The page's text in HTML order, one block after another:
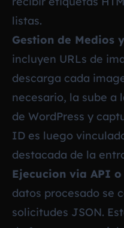
listas.
Gestion de Medios
incluyen URLs de
descarga cada
necesario, la sube a
de WordPress y
ID es luego
destacada de la
Ejecucion via API o
datos procesado se
solicitudes JSON.